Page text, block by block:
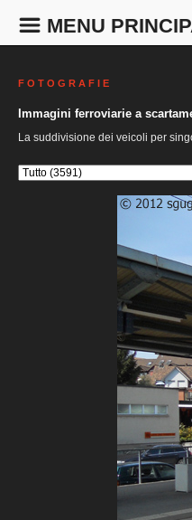
MENU
F O T O G R A F I E
Immagini ferroviarie a
La suddivisione dei veicoli per